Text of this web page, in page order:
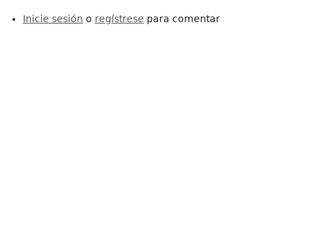
Inicie sesión o regístrese para comentar